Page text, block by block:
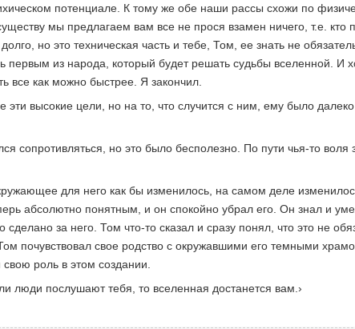
потенциале. К тому же обе наши рассы схожи по
мы предлагаем вам все не прося взамен ничего, т.е. кто
но это техническая часть и тебе, Том, ее знать не
из народа, который будет решать судьбы вселенной. И
все как можно быстрее. Я закончил.
высокие цели, но на то, что случится с ним, ему было
сопротивляться, но это было бесполезно. По пути чья-то воля
для него как бы изменилось, на самом деле
абсолютно понятным, и он спокойно убрал его. Он знал и
за него. Том что-то сказал и сразу понял, что это не
почувствовал свое родство с окружавшими его темными
роль в этом создании.
люди послушают тебя, то вселенная достанется вам.›